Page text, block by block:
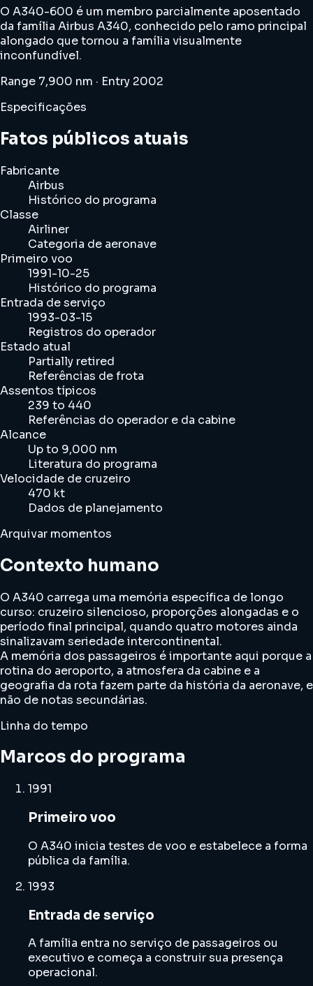
O A340-600 é um membro parcialmente aposentado
da família Airbus A340, conhecido pelo ramo principal
alongado que tornou a família visualmente
inconfundível.
Range 7,900 nm · Entry 2002
Especificações
Fatos públicos atuais
Fabricante
Airbus
Histórico do programa
Classe
Airliner
Categoria de aeronave
Primeiro voo
1991-10-25
Histórico do programa
Entrada de serviço
1993-03-15
Registros do operador
Estado atual
Partially retired
Referências de frota
Assentos típicos
239 to 440
Referências do operador e da cabine
Alcance
Up to 9,000 nm
Literatura do programa
Velocidade de cruzeiro
470 kt
Dados de planejamento
Arquivar momentos
Contexto humano
O A340 carrega uma memória específica de longo
curso: cruzeiro silencioso, proporções alongadas e o
período final principal, quando quatro motores ainda
sinalizavam seriedade intercontinental.
A memória dos passageiros é importante aqui porque a
rotina do aeroporto, a atmosfera da cabine e a
geografia da rota fazem parte da história da aeronave, e
não de notas secundárias.
Linha do tempo
Marcos do programa
1991
Primeiro voo
O A340 inicia testes de voo e estabelece a forma
pública da família.
1993
Entrada de serviço
A família entra no serviço de passageiros ou
executivo e começa a construir sua presença
operacional.